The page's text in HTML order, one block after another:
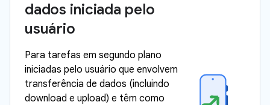
dados iniciada pelo
usuário
Para tarefas em segundo plano
iniciadas pelo usuário que envolvem
transferência de dados (incluindo
download e upload) e têm como